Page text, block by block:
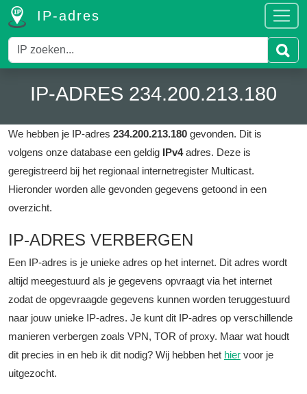
IP-adres
IP-ADRES 234.200.213.180
We hebben je IP-adres 234.200.213.180 gevonden. Dit is
volgens onze database een geldig IPv4adres. Deze is
geregistreerd bij het regionaal internetregister Multicast.
Hieronder worden alle gevonden gegevens getoond in een
overzicht.
IP-ADRES VERBERGEN
Een IP-adres is je unieke adres op het internet. Dit adres wordt
altijd meegestuurd als je gegevens opvraagt via het internet
zodat de opgevraagde gegevens kunnen worden teruggestuurd
naar jouw unieke IP-adres. Je kunt dit IP-adres op verschillende
manieren verbergen zoals VPN, TOR of proxy. Maar wat houdt
dit precies in en heb ik dit nodig? Wij hebben het hier voor je
uitgezocht.